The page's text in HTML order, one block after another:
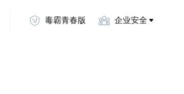
毒霸青春版 企业安全